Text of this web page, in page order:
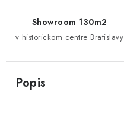
Showroom 130m2
v historickom centre Bratislavy
Popis